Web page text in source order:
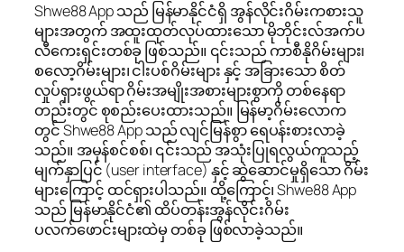
Shwe88 App သည် မြန်မာနိုင်ငံရှိ အွန်လိုင်းဂိမ်းကစားသူ
များအတွက် အထူးထုတ်လုပ်ထားသော မိုဘိုင်းလ်အက်ပ
လီကေးရှင်းတစ်ခု ဖြစ်သည်။ ၎င်းသည် ကာစီနိုဂိမ်းများ၊
စလော့ဂိမ်းများ၊ ငါးပစ်ဂိမ်းများ နှင့် အခြားသော စိတ်
လှုပ်ရှားဖွယ်ရာ ဂိမ်းအမျိုးအစားများစွာကို တစ်နေရာ
တည်းတွင် စုစည်းပေးထားသည်။ မြန်မာ့ဂိမ်းလောက
တွင် Shwe88 App သည် လျင်မြန်စွာ ရေပန်းစားလာခဲ့
သည်။ အမှန်စင်စစ်၊ ၎င်းသည် အသုံးပြုရလွယ်ကူသည့်
မျက်နှာပြင် (user interface) နှင့် ဆွဲဆောင်မှုရှိသော ဂိမ်း
များကြောင့် ထင်ရှားပါသည်။ ထို့ကြောင့်၊ Shwe88 App
သည် မြန်မာနိုင်ငံ၏ ထိပ်တန်းအွန်လိုင်းဂိမ်း
ပလက်ဖောင်းများထဲမှ တစ်ခု ဖြစ်လာခဲ့သည်။